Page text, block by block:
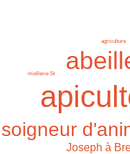
soigneur
Joseph à
agriculture
miellerie St